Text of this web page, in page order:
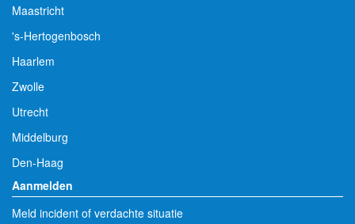
Maastricht
's-Hertogenbosch
Haarlem
Zwolle
Utrecht
Middelburg
Den-Haag
Aanmelden
Meld incident of verdachte situatie